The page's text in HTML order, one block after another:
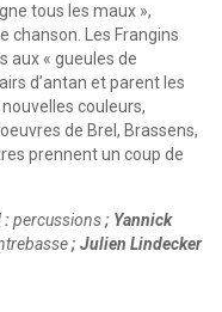
tous les maux »,
chanson. Les Frangins
aux « gueules de
d’antan et parent les
couleurs,
de Brel, Brassens,
prennent un coup de
:percussions; Yannick
; Julien Lindecker